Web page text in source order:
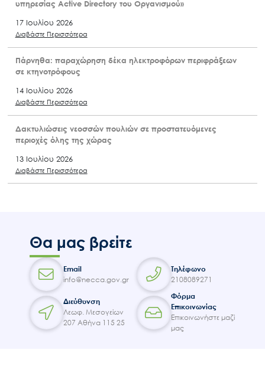
υπηρεσίας Active Directory του Οργανισμού»
17 Ιουλίου 2026
Διαβάστε Περισσότερα
Πάρνηθα: παραχώρηση δέκα ηλεκτροφόρων περιφράξεων
σε κτηνοτρόφους
14 Ιουλίου 2026
Διαβάστε Περισσότερα
Δακτυλιώσεις νεοσσών πουλιών σε προστατευόμενες
περιοχές όλης της χώρας
13 Ιουλίου 2026
Διαβάστε Περισσότερα
Θα μας βρείτε
Email
info@necca.gov.gr
Τηλέφωνο
2108089271
Διεύθυνση
Λεωφ. Μεσογείων
207 Αθήνα 115 25
Φόρμα
Επικοινωνίας
Επικοινωνήστε μαζί
μας